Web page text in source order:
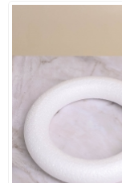
Единица измерения